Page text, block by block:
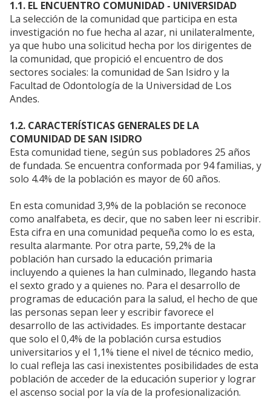
1.1. EL ENCUENTRO COMUNIDAD - UNIVERSIDAD
La selección de la comunidad que participa en esta
investigación no fue hecha al azar, ni unilateralmente,
ya que hubo una solicitud hecha por los dirigentes de
la comunidad, que propició el encuentro de dos
sectores sociales: la comunidad de San Isidro y la
Facultad de Odontología de la Universidad de Los
Andes.
1.2. CARACTERÍSTICAS GENERALES DE LA
COMUNIDAD DE SAN ISIDRO
Esta comunidad tiene, según sus pobladores 25 años
de fundada. Se encuentra conformada por 94 familias, y
solo 4.4% de la población es mayor de 60 años.
En esta comunidad 3,9% de la población se reconoce
como analfabeta, es decir, que no saben leer ni escribir.
Esta cifra en una comunidad pequeña como lo es esta,
resulta alarmante. Por otra parte, 59,2% de la
población han cursado la educación primaria
incluyendo a quienes la han culminado, llegando hasta
el sexto grado y a quienes no. Para el desarrollo de
programas de educación para la salud, el hecho de que
las personas sepan leer y escribir favorece el
desarrollo de las actividades. Es importante destacar
que solo el 0,4% de la población cursa estudios
universitarios y el 1,1% tiene el nivel de técnico medio,
lo cual refleja las casi inexistentes posibilidades de esta
población de acceder de la educación superior y lograr
el ascenso social por la vía de la profesionalización.